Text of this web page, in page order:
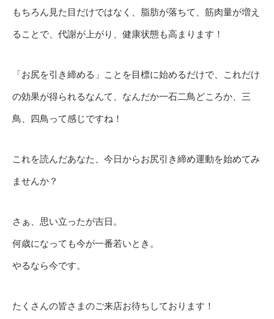
もちろん見た目だけではなく、脂肪が落ちて、筋肉量が増え
ることで、代謝が上がり、健康状態も高まります！
「お尻を引き締める」ことを目標に始めるだけで、これだけ
の効果が得られるなんて、なんだか一石二鳥どころか、三
鳥、四鳥って感じですね！
これを読んだあなた、今日からお尻引き締め運動を始めてみ
ませんか？
さぁ、思い立ったが吉日。
何歳になっても今が一番若いとき。
やるなら今です。
たくさんの皆さまのご来店お待ちしております！